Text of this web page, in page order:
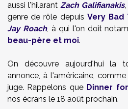
aussi l'hilarant Zach Galifianakis
genre de rôle depuis Very Bad
Jay Roach, à qui l'on doit
beau-père et moi.
On découvre aujourd'hui la
annonce, à l'américaine,
juge. Rappelons que Dinner
nos écrans le 18 août prochain.